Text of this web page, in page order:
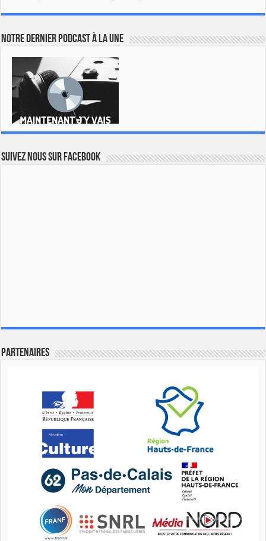
Notre dernier podcast à la une
Suivez nous sur Facebook
Partenaires